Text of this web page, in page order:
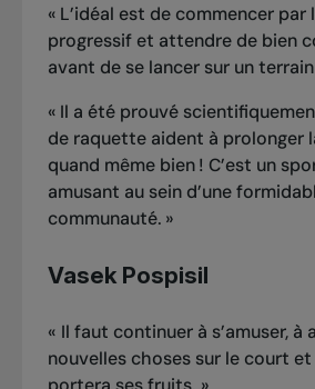
« L’idéal est de commencer par
progressif et attendre de bien
avant de se lancer sur un
« Il a été prouvé
de raquette aident à prolonger
quand même bien! C’est un
amusant au sein d’une
communauté. »
Vasek Pospisil
« Il faut continuer à s’amuser, à
nouvelles choses sur le court